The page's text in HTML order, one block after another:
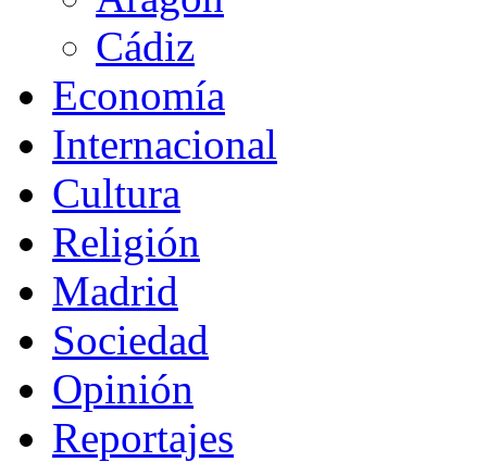
Cádiz
Economía
Internacional
Cultura
Religión
Madrid
Sociedad
Opinión
Reportajes